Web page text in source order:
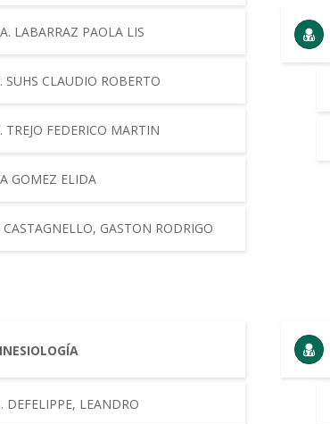
LABARRAZ PAOLA LIS
SUHS CLAUDIO ROBERTO
TREJO FEDERICO MARTIN
GOMEZ ELIDA
CASTAGNELLO, GASTON RODRIGO
DEFELIPPE, LEANDRO